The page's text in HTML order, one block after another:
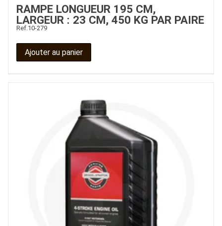
RAMPE LONGUEUR 195 CM,
LARGEUR : 23 CM, 450 KG PAR PAIRE
Ref. 10-279
Ajouter au panier